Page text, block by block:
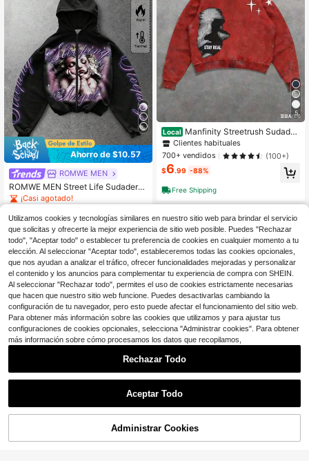
Ahorro de $10.57
ROMWE MEN
ROMWE MEN Street Life Sudadera
con capucha de manga larga con e
stampado minimalista gráfico para
hombre, de estilo casual de primave
ra/verano, Y2K
¡Casi agotado!
15 .32
5
Local Manfinity Streetrush Sudader
a con estampado de cara y letras p
ara hombre, sudadera casual minim
alista con gráfico de ropa urbana 2
025
Clientes habituales
700+ vendidos
(100+)
$6.99 -88%
Free Shipping
¡36% DE DESCUENTO!
Utilizamos cookies y tecnologías similares en nuestro sitio web para brindar el servicio
que solicitas y ofrecerte la mejor experiencia de sitio web posible. Puedes "Rechazar
todo", "Aceptar todo" o establecer tu preferencia de cookies en cualquier momento a tu
elección. Al seleccionar "Aceptar todo", estableceremos todas las cookies opcionales,
que nos ayudan a analizar el tráfico, ofrecer funcionalidades mejoradas y personalizar
el contenido y los anuncios para complementar tu experiencia de compra con SHEIN.
Al seleccionar "Rechazar todo", permites el uso de cookies estrictamente necesarias
que hacen que nuestro sitio web funcione. Puedes desactivarlas cambiando la
configuración de tu navegador, pero esto puede afectar el funcionamiento del sitio web.
Para obtener más información sobre las cookies que utilizamos y para ajustar tus
configuraciones de cookies opcionales, selecciona "Administrar cookies". Para obtener
más información sobre cómo procesamos los datos que recopilamos,
Rechazar Todo
Aceptar Todo
Administrar Cookies